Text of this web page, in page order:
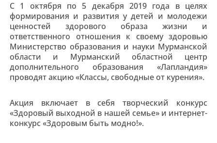
С 1 октября по 5 декабря 2019 года в целях
формирования и развития у детей и молодежи
ценностей здорового образа жизни и
ответственного отношения к своему здоровью
Министерство образования и науки Мурманской
области и Мурманский областной центр
дополнительного образования «Лапландия»
проводят акцию «Классы, свободные от курения».
Акция включает в себя творческий конкурс
«Здоровый выходной в нашей семье» и интернет-
конкурс «Здоровым быть модно!».